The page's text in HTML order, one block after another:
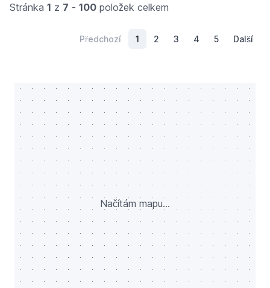
Stránka 1 z 7 - 100 položek celkem
Předchozí 1 2 3 4 5 Další
Načítám mapu...